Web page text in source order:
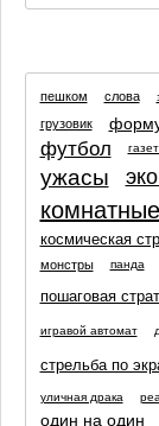
пешком слова
грузовик
футбол
ужасы
космическая
монстры панда
пошаговая
игравой автомат
стрельба по
уличная драка
один на один